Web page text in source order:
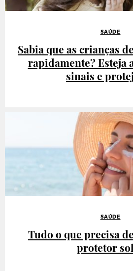
SAÚDE
Sabia que as crianças
rapidamente? Esteja
sinais e
SAÚDE
Tudo o que precisa
protetor